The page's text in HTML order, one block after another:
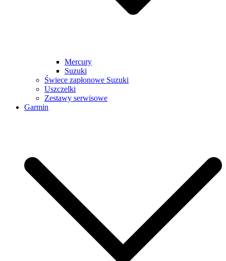
Mercury
Suzuki
Świece zapłonowe Suzuki
Uszczelki
Zestawy serwisowe
Garmin